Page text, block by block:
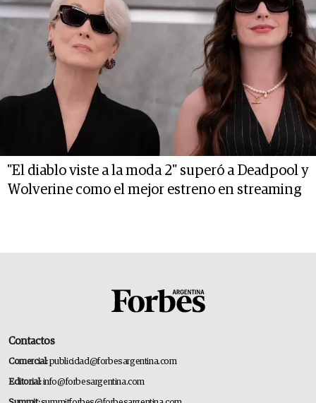
"El diablo viste a la moda 2" superó a Deadpool y
Wolverine como el mejor estreno en streaming
Contactos
Comercial:publicidad@forbesargentina.com
Editorial:info@forbesargentina.com